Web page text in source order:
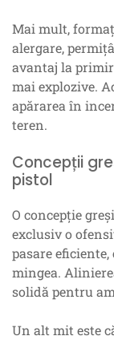
Mai mult,
alergare,
avantaj la
mai explozive.
apărarea în
teren.
Concepții
pistol
O concepție
exclusiv o
pasare
mingea.
solidă pentru
Un alt mit este